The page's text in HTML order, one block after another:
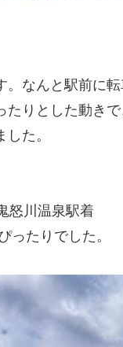
なんと駅前に
りとした動き
た。
怒川温泉駅着
ったりでした。